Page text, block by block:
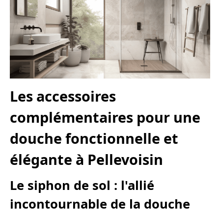
Les accessoires
complémentaires pour une
douche fonctionnelle et
élégante à Pellevoisin
Le siphon de sol : l'allié
incontournable de la douche